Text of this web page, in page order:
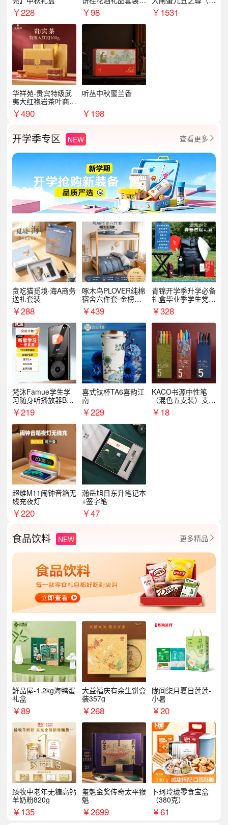
￥228
AL1377
￥98
券）5188型
￥1531
华祥苑-贵宾特级武
夷大红袍岩茶叶商务
礼盒中秋节送长辈1
00g
￥490
听丛中秋蜜兰香
￥198
开学季专区 NEW 查看更多 
贪吃猫觅境·海A商务
送礼套装
￥288
啄木鸟PLOVER纯棉
宿舍六件套-金榜题
名
￥439
青锦开学季升学必备
礼盒毕业季学生党户
外出行备考装备礼品
￥328
梵沐Famue学生学
习随身听播放器BL1
5（64G）
￥219
喜式钛杯TA6喜韵江
南
￥229
KACO书源中性笔
（混色五支装）支持
logo定制
￥18
超维M11闹钟音箱无
线充夜灯
￥220
瀚岳旭日东升笔记本
+签字笔
￥47
食品饮料 NEW 更多精品 
鲜品屋-1.2kg海鸭蛋
礼盒
￥89
大益福庆有余生饼盒
装357g
￥268
陇间柒月夏日莲莲-
小暑
￥20
臻牧中老年无糖高钙
羊奶粉820g
￥135
玺魁金奖传奇太平猴
魁
￥2699
卜珂玲珑零食宝盒
（380克）
￥61